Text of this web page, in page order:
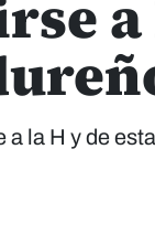
la H y de